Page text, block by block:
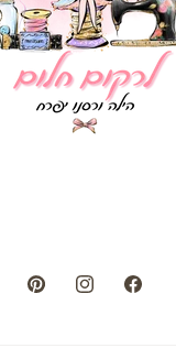
Facebook
Instagram
Pinterest